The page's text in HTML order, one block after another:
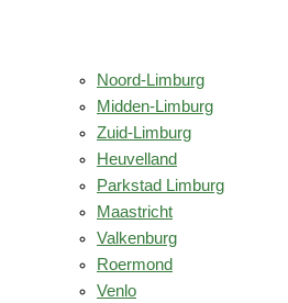
Noord-Limburg
Midden-Limburg
Zuid-Limburg
Heuvelland
Parkstad Limburg
Maastricht
Valkenburg
Roermond
Venlo